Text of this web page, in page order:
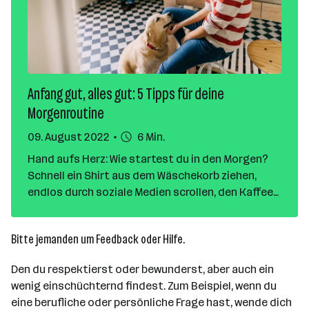
Anfang gut, alles gut: 5 Tipps für deine
Morgenroutine
09. August 2022
6 Min.
Hand aufs Herz: Wie startest du in den Morgen?
Schnell ein Shirt aus dem Wäschekorb ziehen,
endlos durch soziale Medien scrollen, den Kaffee
rund läuft, solltest du an deiner Morgenroutine
besseren Start in den Tag.
Bitte jemanden um Feedback oder Hilfe.
Den du respektierst oder bewunderst, aber auch ein
wenig einschüchternd findest. Zum Beispiel, wenn du
eine berufliche oder persönliche Frage hast, wende dich